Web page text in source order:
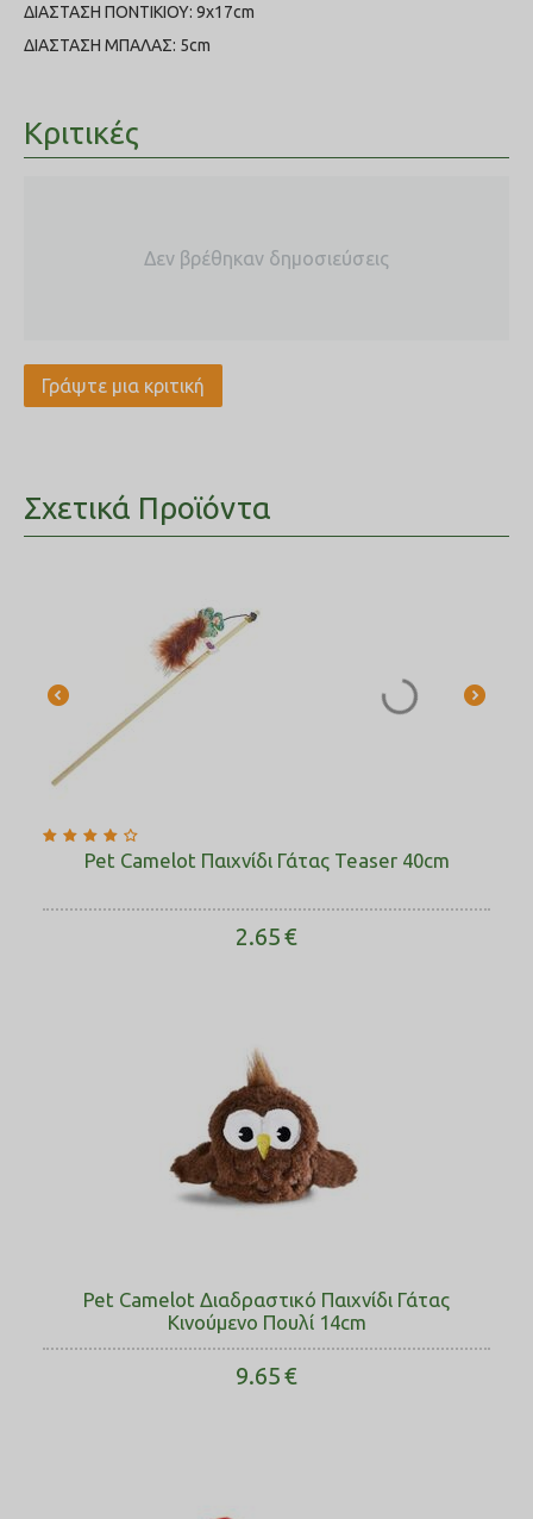
ΔΙΑΣΤΑΣΗ ΠΟΝΤΙΚΙΟΥ: 9x17cm
ΔΙΑΣΤΑΣΗ ΜΠΑΛΑΣ: 5cm
Κριτικές
Δεν βρέθηκαν δημοσιεύσεις
Γράψτε μια κριτική
Σχετικά Προϊόντα
Pet Camelot Παιχνίδι Γάτας Teaser 40cm
2.65€
Pet Camelot Διαδραστικό Παιχνίδι Γάτας
Κινούμενο Πουλί 14cm
9.65€